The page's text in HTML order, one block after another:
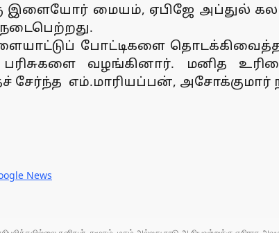
இளையோர் மையம், ஏபிஜே அப்துல்
போட்டிகளை
பரிசுகளை வழங்கினார். மனித
எம்.மாரியப்பன், அசோக்குமார்
News